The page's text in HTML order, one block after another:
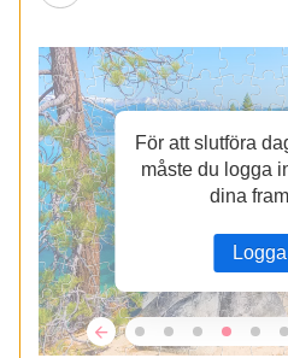
För att slutföra
måste du logga
dina